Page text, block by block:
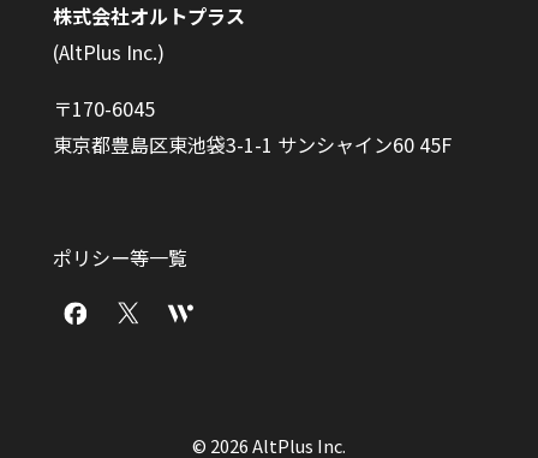
株式会社オルトプラス
(AltPlus Inc.)
〒170-6045
東京都豊島区東池袋3-1-1 サンシャイン60 45F
ポリシー等一覧
© 2026 AltPlus Inc.